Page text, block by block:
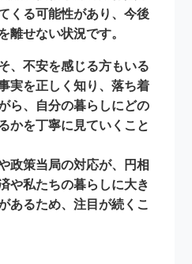
くる可能性があり、今後
離せない状況です。
、不安を感じる方もいる
実を正しく知り、落ち着
ら、自分の暮らしにどの
かを丁寧に見ていくこと
政策当局の対応が、円相
や私たちの暮らしに大き
あるため、注目が続くこ